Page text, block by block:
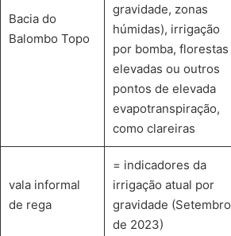
Bacia do
Balombo Topo
gravidade, zonas
húmidas), irrigação
por bomba, florestas
elevadas ou outros
pontos de elevada
evapotranspiração,
como clareiras
vala informal
de rega
= indicadores da
irrigação atual por
gravidade (Setembro
de 2023)